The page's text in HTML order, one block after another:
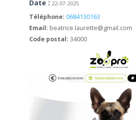
Date : 22-07-2025
Téléphone: 0684130163
Email: beatrice.laurette@gmail.com
Code postal: 34000